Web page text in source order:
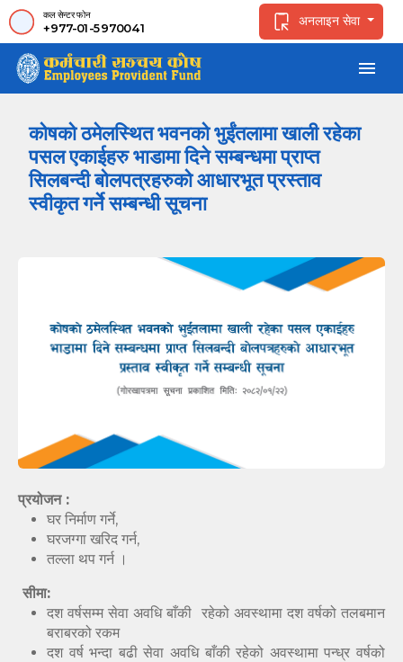
कल सेन्टर फोन
+977-01-5970041 अनलाइन सेवा
menu
कोषको ठमेलस्थित भवनको भुईंतलामा खाली रहेका
पसल एकाईहरु भाडामा दिने सम्बन्धमा प्राप्त
सिलबन्दी बोलपत्रहरुको आधारभूत प्रस्ताव
स्वीकृत गर्ने सम्बन्धी सूचना
प्रयोजन :
घर निर्माण गर्ने,
घरजग्गा खरिद गर्न,
तल्ला थप गर्न ।
सीमा:
दश वर्षसम्म सेवा अवधि बाँकी रहेको अवस्थामा दश वर्षको तलबमान
बराबरको रकम
दश वर्ष भन्दा बढी सेवा अवधि बाँकी रहेको अवस्थामा पन्ध्र वर्षको